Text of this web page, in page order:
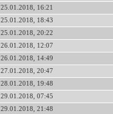
25.01.2018, 16:21
25.01.2018, 18:43
25.01.2018, 20:22
26.01.2018, 12:07
26.01.2018, 14:49
27.01.2018, 20:47
28.01.2018, 19:48
29.01.2018, 07:45
29.01.2018, 21:48